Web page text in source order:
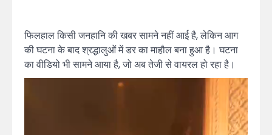
फिलहाल किसी जनहानि की खबर सामने नहीं आई है, लेकिन आग
की घटना के बाद श्रद्धालुओं में डर का माहौल बना हुआ है। घटना
का वीडियो भी सामने आया है, जो अब तेजी से वायरल हो रहा है।